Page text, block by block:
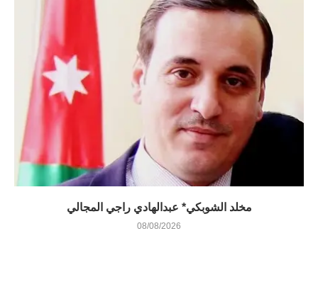
مخلد الشوبكي* عبدالهادي راجي المجالي
08/08/2026